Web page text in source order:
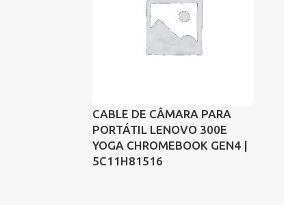
CABLE DE CÂMARA PARA
PORTÁTIL LENOVO 300E
YOGA CHROMEBOOK GEN4 |
5C11H81516